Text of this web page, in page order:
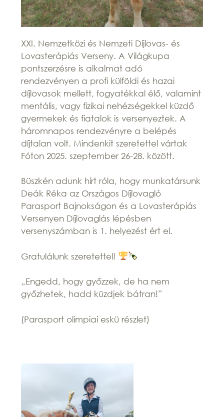
XXI. Nemzetközi és Nemzeti Díjlovas- és
Lovasterápiás Verseny. A Világkupa
pontszerzésre is alkalmat adó
rendezvényen a profi külföldi és hazai
díjlovasok mellett, fogyatékkal élő, valamint
mentális, vagy fizikai nehézségekkel küzdő
gyermekek és fiatalok is versenyeztek. A
háromnapos rendezvényre a belépés
díjtalan volt. Mindenkit szeretettel vártak
Fóton 2025. szeptember 26-28. között.
Büszkén adunk hírt róla, hogy munkatársunk
Deák Réka az Országos Díjlovagló
Parasport Bajnokságon és a Lovasterápiás
Versenyen Díjlovaglás lépésben
versenyszámban is 1. helyezést ért el.
Gratulálunk szeretettel!
„Engedd, hogy győzzek, de ha nem
győzhetek, hadd küzdjek bátran!”
(Parasport olimpiai eskü részlet)